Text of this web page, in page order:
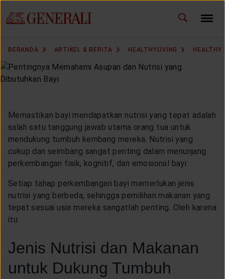
BERANDA ARTIKEL & BERITA HEALTHYLIVING HEALTHY
Memastikan bayi mendapatkan nutrisi yang tepat adalah
salah satu tanggung jawab utama orang tua untuk
mendukung tumbuh kembang mereka. Nutrisi yang
cukup dan seimbang sangat penting dalam menunjang
perkembangan fisik, kognitif, dan emosional bayi.
Setiap tahap perkembangan bayi memerlukan jenis
nutrisi yang berbeda, sehingga pemilihan makanan yang
tepat sesuai usia mereka sangatlah penting. Oleh karena
itu
Jenis Nutrisi dan Makanan
untuk Dukung Tumbuh
GANTI BAHASA ID EN
KANTOR PEMASARAN
TEMUKAN AGEN
SOLUSI KAMI
ARTIKEL DAN BERITA